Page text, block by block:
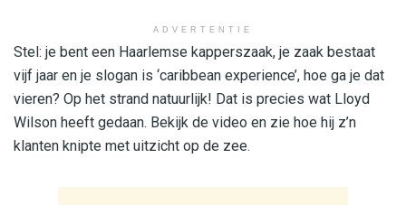
ADVERTENTIE
Stel: je bent een Haarlemse kapperszaak, je zaak bestaat
vijf jaar en je slogan is ‘caribbean experience’, hoe ga je dat
vieren? Op het strand natuurlijk! Dat is precies wat Lloyd
Wilson heeft gedaan. Bekijk de video en zie hoe hij z’n
klanten knipte met uitzicht op de zee.